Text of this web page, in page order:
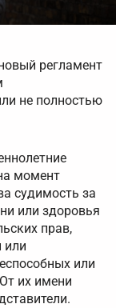
регламент
не полностью
момент
судимость за
или здоровья
прав,
или
или
их имени